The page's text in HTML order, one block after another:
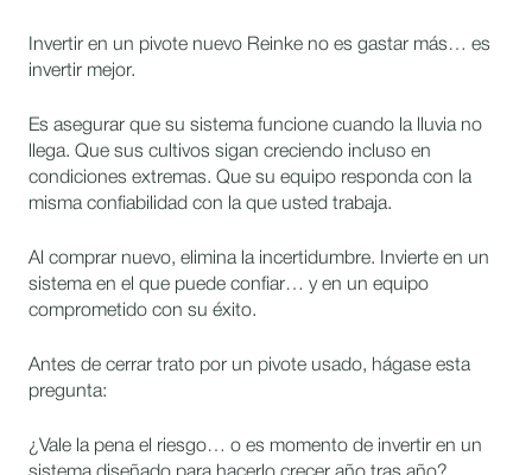
Invertir en un pivote nuevo Reinke no es gastar más… es
invertir mejor.
Es asegurar que su sistema funcione cuando la lluvia no
llega. Que sus cultivos sigan creciendo incluso en
condiciones extremas. Que su equipo responda con la
misma confiabilidad con la que usted trabaja.
Al comprar nuevo, elimina la incertidumbre. Invierte en un
sistema en el que puede confiar… y en un equipo
comprometido con su éxito.
Antes de cerrar trato por un pivote usado, hágase esta
pregunta:
¿Vale la pena el riesgo… o es momento de invertir en un